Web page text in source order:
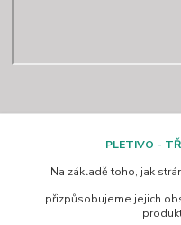
www.pletivo-trinec.cz
PLETIVO -
Na základě toho, jak
přizpůsobujeme jejich